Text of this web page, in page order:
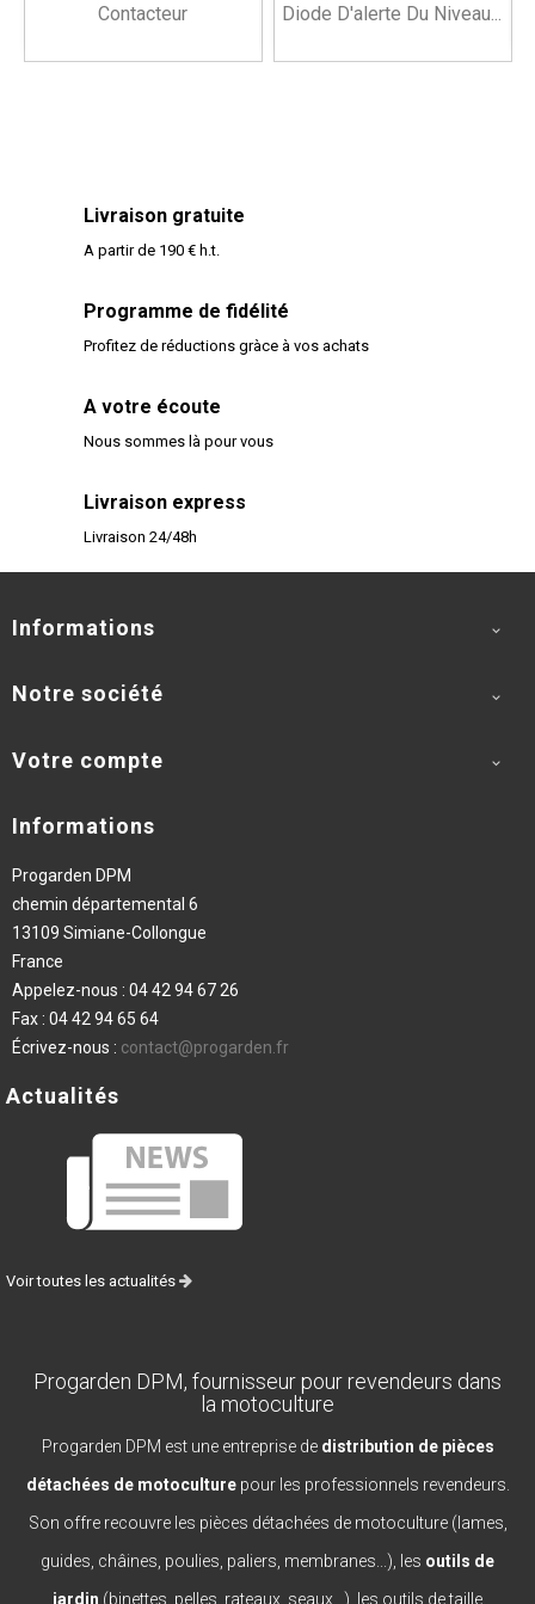
Contacteur Diode D'alerte Du Niveau...
Livraison gratuite
A partir de 190 € h.t.
Programme de fidélité
Profitez de réductions gràce à vos achats
A votre écoute
Nous sommes là pour vous
Livraison express
Livraison 24/48h
Informations 
Notre société 
Votre compte 
Informations
Progarden DPM
chemin départemental 6
13109 Simiane-Collongue
France
Appelez-nous : 04 42 94 67 26
Fax : 04 42 94 65 64
Écrivez-nous : contact@progarden.fr
Actualités
Voir toutes les actualités
Progarden DPM, fournisseur pour revendeurs dans
la motoculture
Progarden DPM est une entreprise de distribution de pièces
détachées de motoculturepour les professionnels revendeurs.
Son offre recouvre les pièces détachées de motoculture (lames,
guides, châines, poulies, paliers, membranes...), les outils de
jardin (binettes, pelles, rateaux, seaux...), les outils de taille